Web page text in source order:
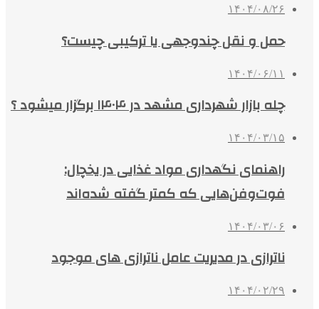
۱۴۰۴/۰۸/۲۶
حمل و نقل چندوجهی یا ترکیبی چیست؟
۱۴۰۴/۰۶/۱۱
چله بازار شهرداری مشهد در ۱۴۰۴ برگزار میشود ؟
۱۴۰۴/۰۳/۱۵
راهنمای نگهداری مواد غذایی در یخچال:
فوت‌وفن‌هایی که کمتر گفته شده‌اند
۱۴۰۴/۰۳/۰۶
ناترازی در مدیریت عامل ناترازی های موجود
۱۴۰۴/۰۲/۲۹